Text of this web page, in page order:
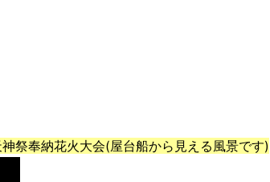
祭奉納花火大会(屋台船から見える風景です)